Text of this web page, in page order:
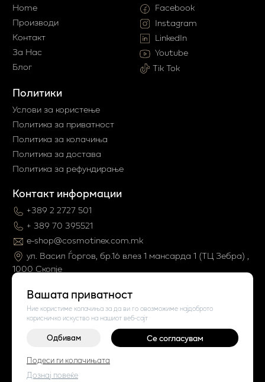
Вашата приватност
Ние користиме колачиња за да ви го овозможиме најдоброто
корисничко искуство на нашиот веб-сајт
Одбивам Се согласувам
Подеси ги колачињата
Дознај повеќе
Home
Производи
Контакт
За Нас
Блог
Политики
Услови за користење
Политика за приватност
Политика за колачиња
Политика за достава
Политика за рефундирање
Контакт информации
+389 2 2727 501
+ 389 70 395521
e-shop@cosmotinex.com.mk
ул. Васил Ѓоргов, бр.16 влез 1 мaнсарда 1 (ТЦ Зебра) ,
1000 Скопје
Facebook
Instagram
LinkedIn
Youtube
Tik Tok
©2026Vendor x
Поставки за колачиња